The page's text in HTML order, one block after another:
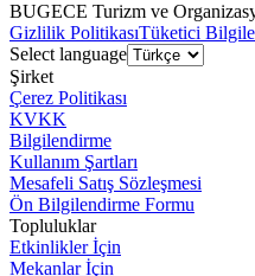
BUGECE Turizm ve
Gizlilik PolitikasıTüketici
Select language
Şirket
Çerez Politikası
KVKK
Bilgilendirme
Kullanım Şartları
Mesafeli Satış Sözleşmesi
Ön Bilgilendirme Formu
Topluluklar
Etkinlikler İçin
Mekanlar İçin